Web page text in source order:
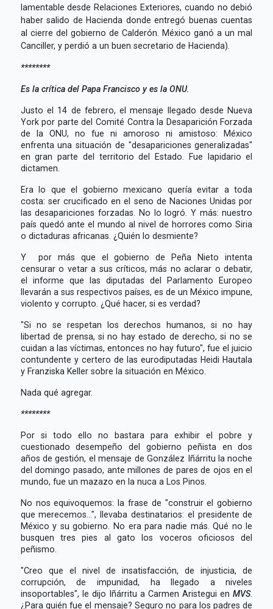
lamentable desde Relaciones Exteriores, cuando no debió
haber salido de Hacienda donde entregó buenas cuentas
al cierre del gobierno de Calderón. México ganó a un mal
Canciller, y perdió a un buen secretario de Hacienda).
********
Es la crítica del Papa Francisco y es la ONU.
Justo el 14 de febrero, el mensaje llegado desde Nueva
York por parte del Comité Contra la Desaparición Forzada
de la ONU, no fue ni amoroso ni amistoso: México
enfrenta una situación de "desapariciones generalizadas"
en gran parte del territorio del Estado. Fue lapidario el
dictamen.
Era lo que el gobierno mexicano quería evitar a toda
costa: ser crucificado en el seno de Naciones Unidas por
las desapariciones forzadas. No lo logró. Y más: nuestro
país quedó ante el mundo al nivel de horrores como Siria
o dictaduras africanas. ¿Quién lo desmiente?
Y por más que el gobierno de Peña Nieto intenta
censurar o vetar a sus críticos, más no aclarar o debatir,
el informe que las diputadas del Parlamento Europeo
llevarán a sus respectivos países, es de un México impune,
violento y corrupto. ¿Qué hacer, si es verdad?
"Si no se respetan los derechos humanos, si no hay
libertad de prensa, si no hay estado de derecho, si no se
cuidan a las víctimas, entonces no hay futuro", fue el juicio
contundente y certero de las eurodiputadas Heidi Hautala
y Franziska Keller sobre la situación en México.
Nada qué agregar.
********
Por si todo ello no bastara para exhibir el pobre y
cuestionado desempeño del gobierno peñista en dos
años de gestión, el mensaje de González Iñárritu la noche
del domingo pasado, ante millones de pares de ojos en el
mundo, fue un mazazo en la nuca a Los Pinos.
No nos equivoquemos: la frase de "construir el gobierno
que merecemos...", llevaba destinatarios: el presidente de
México y su gobierno. No era para nadie más. Qué no le
busquen tres pies al gato los voceros oficiosos del
peñismo.
"Creo que el nivel de insatisfacción, de injusticia, de
corrupción, de impunidad, ha llegado a niveles
insoportables", le dijo Iñárritu a Carmen Aristegui enMVS.
¿Para quién fue el mensaje? Seguro no para los padres de